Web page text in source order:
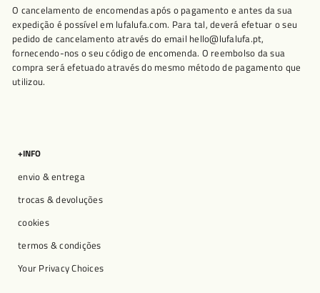
O cancelamento de encomendas após o pagamento e antes da sua
expedição é possível em lufalufa.com. Para tal, deverá efetuar o seu
pedido de cancelamento através do email hello@lufalufa.pt,
fornecendo-nos o seu código de encomenda. O reembolso da sua
compra será efetuado através do mesmo método de pagamento que
utilizou.
+INFO
envio & entrega
trocas & devoluções
cookies
termos & condições
Your Privacy Choices